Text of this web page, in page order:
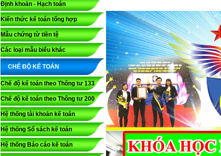
Định khoản - Hạch toán
Kiến thức kế toán tổng hợp
Mẫu chứng từ tiền tệ
Các loại mẫu biểu khác
CHẾ ĐỘ KẾ TOÁN
Chế độ kế toán theo Thông tư 133
Chế độ kế toán theo Thông tư 200
Hệ thống tài khoản kế toán
Hệ thống Sổ sách kế toán
Hệ thống Báo cáo kế toán